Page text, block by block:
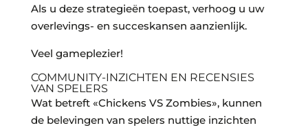
Als u deze strategieën toepast, verhoog u uw
overlevings- en succeskansen aanzienlijk.
Veel gameplezier!
COMMUNITY-INZICHTEN EN RECENSIES
VAN SPELERS
Wat betreft «Chickens VS Zombies», kunnen
de belevingen van spelers nuttige inzichten